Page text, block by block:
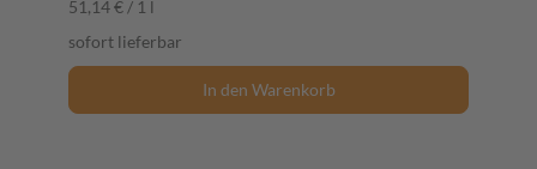
51,14 € / 1 l
sofort lieferbar
In den Warenkorb